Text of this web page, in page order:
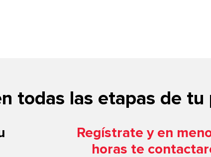
todas las etapas de
Regístrate y en
horas te